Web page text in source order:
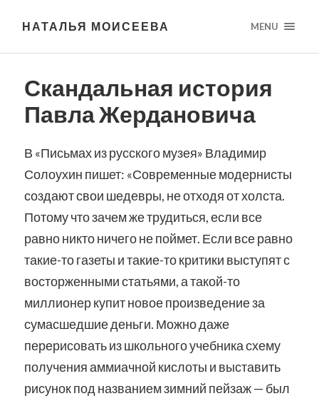
НАТАЛЬЯ МОИСЕЕВА MENU
Скандальная история
Павла Жердановича
В «Письмах из русского музея» Владимир
Солоухин пишет: «Современные модернисты
создают свои шедевры, не отходя от холста.
Потому что зачем же трудиться, если все
равно никто ничего не поймет. Если все равно
такие-то газеты и такие-то критики выступят с
восторженными статьями, а такой-то
миллионер купит новое произведение за
сумасшедшие деньги. Можно даже
перерисовать из школьного учебника схему
получения аммиачной кислоты и выставить
рисунок под названием зимний пейзаж — был